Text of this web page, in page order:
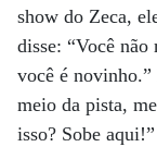
show do Zeca,
disse: “Você não
você é
meio da pista,
isso? Sobe